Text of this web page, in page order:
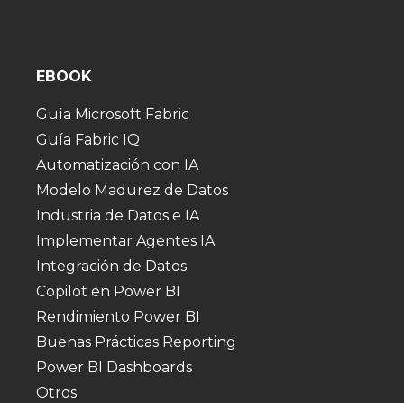
EBOOK
Guía Microsoft Fabric
Guía Fabric IQ
Automatización con IA
Modelo Madurez de Datos
Industria de Datos e IA
Implementar Agentes IA
Integración de Datos
Copilot en Power BI
Rendimiento Power BI
Buenas Prácticas Reporting
Power BI Dashboards
Otros